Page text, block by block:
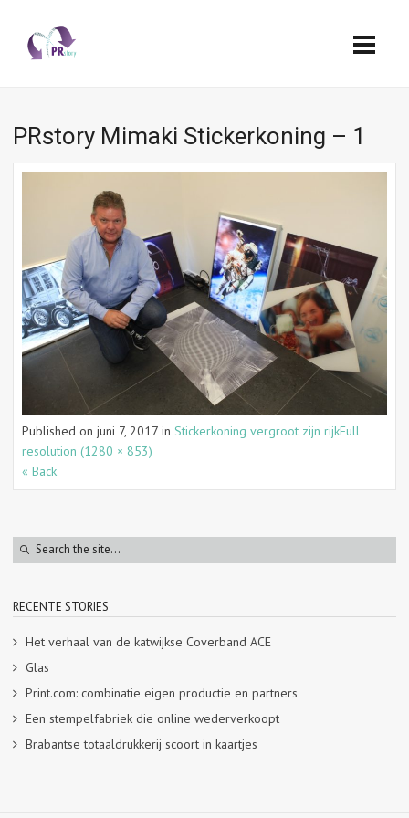
PRstory Mimaki Stickerkoning – 1
Published on juni 7, 2017 in Stickerkoning vergroot zijn rijkFull
resolution (1280 × 853)
« Back
RECENTE STORIES
Het verhaal van de katwijkse Coverband ACE
Glas
Print.com: combinatie eigen productie en partners
Een stempelfabriek die online wederverkoopt
Brabantse totaaldrukkerij scoort in kaartjes